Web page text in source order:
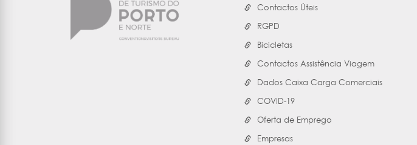
Contactos Úteis
RGPD
Bicicletas
Contactos Assistência Viagem
Dados Caixa Carga Comerciais
COVID-19
Oferta de Emprego
Empresas